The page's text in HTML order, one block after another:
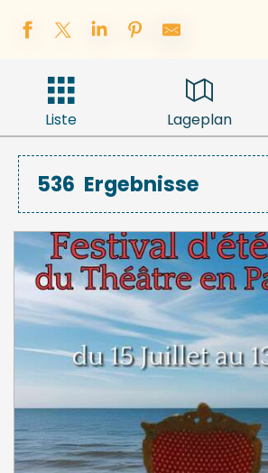
Liste Lageplan
536 Ergebnisse